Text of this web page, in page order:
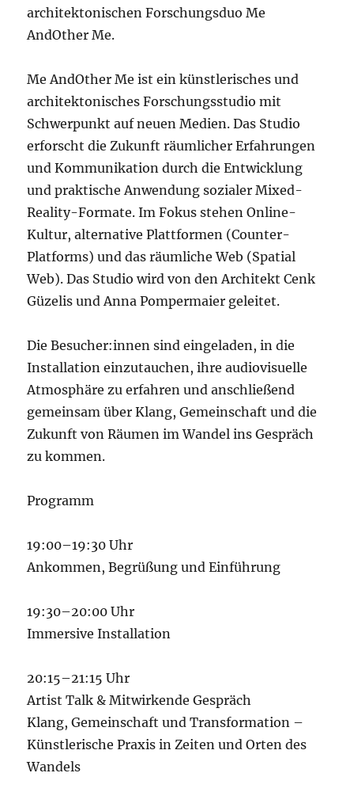
architektonischen Forschungsduo Me
AndOther Me.
Me AndOther Me ist ein künstlerisches und
architektonisches Forschungsstudio mit
Schwerpunkt auf neuen Medien. Das Studio
erforscht die Zukunft räumlicher Erfahrungen
und Kommunikation durch die Entwicklung
und praktische Anwendung sozialer Mixed-
Reality-Formate. Im Fokus stehen Online-
Kultur, alternative Plattformen (Counter-
Platforms) und das räumliche Web (Spatial
Web). Das Studio wird von den Architekt Cenk
Güzelis und Anna Pompermaier geleitet.
Die Besucher:innen sind eingeladen, in die
Installation einzutauchen, ihre audiovisuelle
Atmosphäre zu erfahren und anschließend
gemeinsam über Klang, Gemeinschaft und die
Zukunft von Räumen im Wandel ins Gespräch
zu kommen.
Programm
19:00–19:30 Uhr
Ankommen, Begrüßung und Einführung
19:30–20:00 Uhr
Immersive Installation
20:15–21:15 Uhr
Artist Talk & Mitwirkende Gespräch
Klang, Gemeinschaft und Transformation –
Künstlerische Praxis in Zeiten und Orten des
Wandels